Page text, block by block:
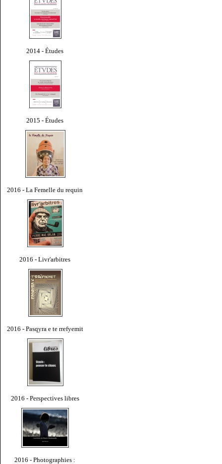
2014 - Études
2015 - Études
2016 - La Femelle du requin
2016 - Livr'arbitres
2016 - Pasqyra e te rrefyemit
2016 - Perspectives libres
2016 - Photographies :